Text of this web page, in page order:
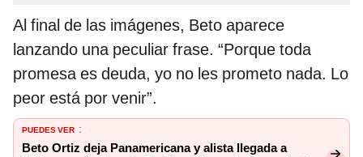
Al final de las imágenes, Beto aparece
lanzando una peculiar frase. “Porque toda
promesa es deuda, yo no les prometo nada. Lo
peor está por venir”.
PUEDES VER :
Beto Ortiz deja Panamericana y alista llegada a